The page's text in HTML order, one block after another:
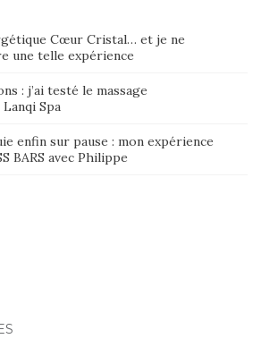
Cœur Cristal… et je ne
une telle expérience
: j’ai testé le massage
Spa
enfin sur pause : mon expérience
BARS avec Philippe